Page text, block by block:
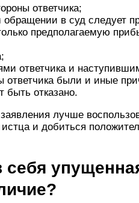
ответчика;
в суд следует
предполагаемую
ответчика и
ответчика были и иные
быть отказано.
лучше
и добиться
себя